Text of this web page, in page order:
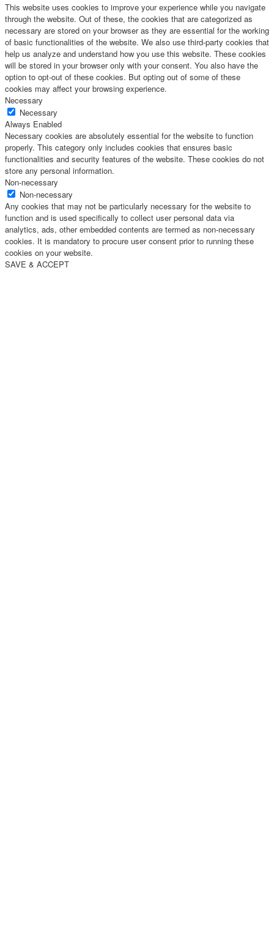
This website uses cookies to improve your experience while you navigate
through the website. Out of these, the cookies that are categorized as
necessary are stored on your browser as they are essential for the working
of basic functionalities of the website. We also use third-party cookies that
help us analyze and understand how you use this website. These cookies
will be stored in your browser only with your consent. You also have the
option to opt-out of these cookies. But opting out of some of these
cookies may affect your browsing experience.
Necessary
Necessary
Always Enabled
Necessary cookies are absolutely essential for the website to function
properly. This category only includes cookies that ensures basic
functionalities and security features of the website. These cookies do not
store any personal information.
Non-necessary
Non-necessary
Any cookies that may not be particularly necessary for the website to
function and is used specifically to collect user personal data via
analytics, ads, other embedded contents are termed as non-necessary
cookies. It is mandatory to procure user consent prior to running these
cookies on your website.
SAVE & ACCEPT